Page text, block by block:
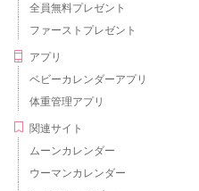
全員無料プレゼント
ファーストプレゼント
アプリ
ベビーカレンダーアプリ
体重管理アプリ
関連サイト
ムーンカレンダー
ウーマンカレンダー